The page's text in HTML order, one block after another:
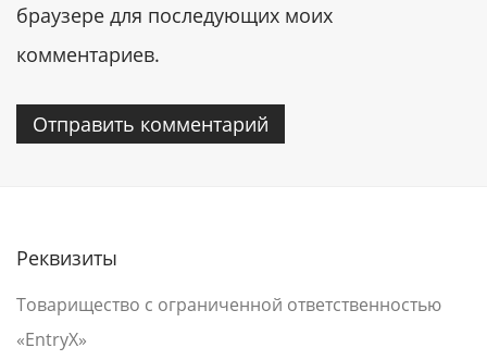
браузере для последующих моих
комментариев.
Реквизиты
Товарищество с ограниченной ответственностью
«EntryX»